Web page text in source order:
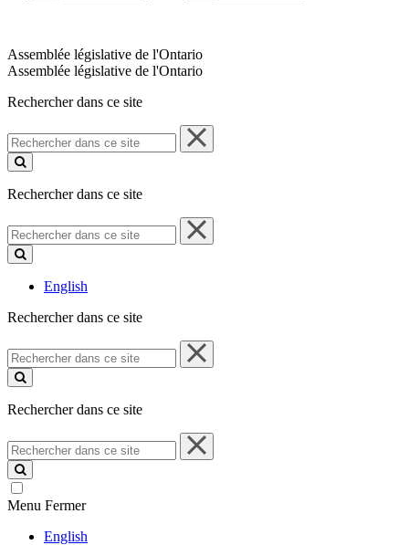
Assemblée législative de l'Ontario
Assemblée législative de l'Ontario
Rechercher dans ce site
Rechercher
dans
ce
Rechercher dans ce site
Rechercher
dans
ce
English
Rechercher dans ce site
Rechercher
dans
ce
Rechercher dans ce site
Rechercher
dans
ce
site
Menu Fermer
English